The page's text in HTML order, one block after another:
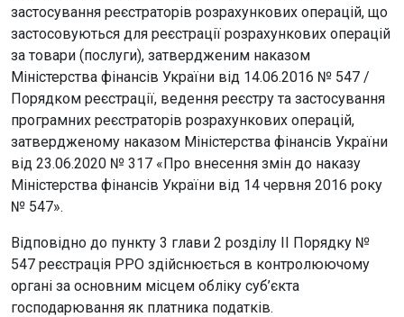
застосування реєстраторів розрахункових операцій, що
застосовуються для реєстрації розрахункових операцій
за товари (послуги), затвердженим наказом
Міністерства фінансів України від 14.06.2016 № 547 /
Порядком реєстрації, ведення реєстру та застосування
програмних реєстраторів розрахункових операцій,
затвердженому наказом Міністерства фінансів України
від 23.06.2020 № 317 «Про внесення змін до наказу
Міністерства фінансів України від 14 червня 2016 року
№ 547».
Відповідно до пункту 3 глави 2 розділу II Порядку №
547 реєстрація РРО здійснюється в контролюючому
органі за основним місцем обліку суб’єкта
господарювання як платника податків.